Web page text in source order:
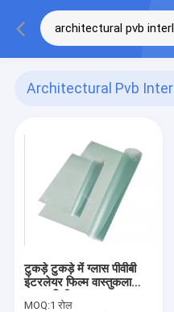
Architectural Pvb
टुकड़े टुकड़े में ग्लास पीवीबी
इंटरलेयर फिल्म वास्तुकला
0.38 मिमी साफ़
MOQ:1 रोल